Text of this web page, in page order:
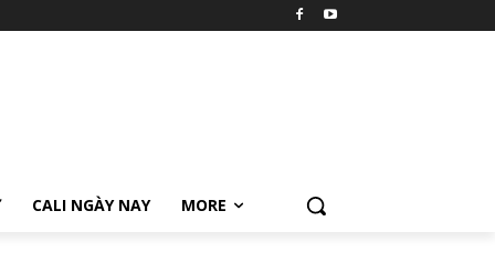
CALI NGÀY NAY MORE